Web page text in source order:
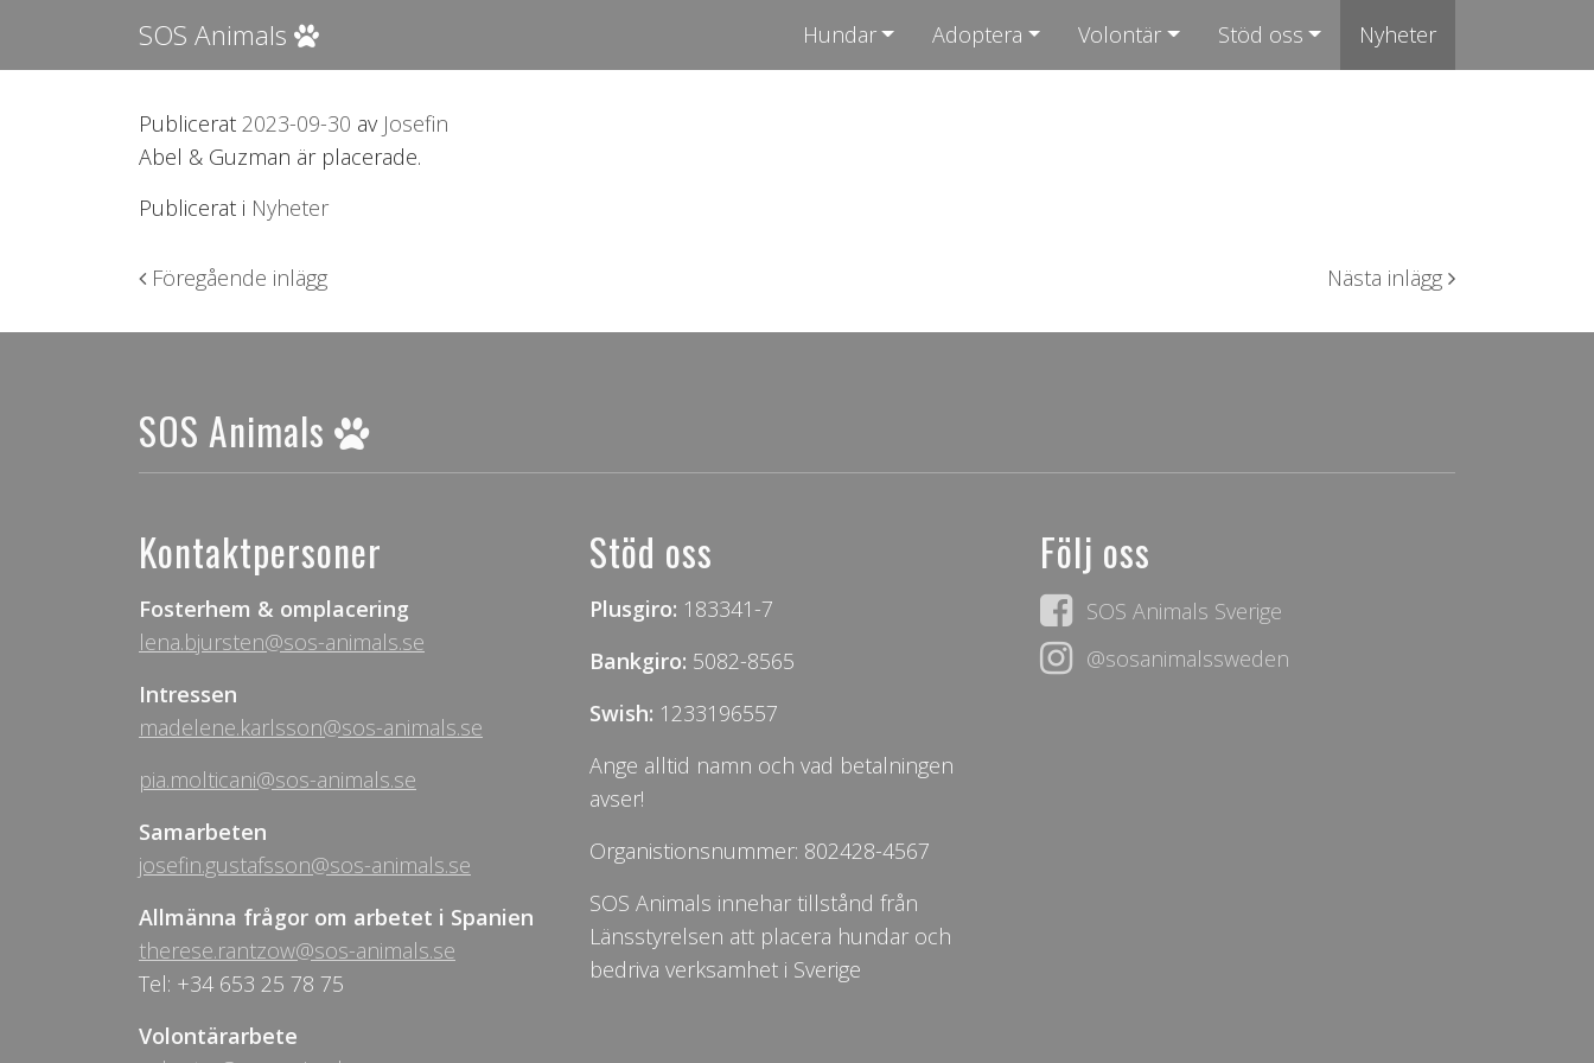
SOS Animals Hundar Adoptera Volontär Stöd oss Nyheter
Publicerat 2023-09-30 av Josefin
Abel & Guzman är placerade.
Publicerat i Nyheter
Inläggsnavigering
Föregående inlägg Nästa inlägg
SOS Animals
Kontaktpersoner
Fosterhem & omplacering
lena.bjursten@sos-animals.se
Intressen
madelene.karlsson@sos-animals.se
pia.molticani@sos-animals.se
Samarbeten
josefin.gustafsson@sos-animals.se
Allmänna frågor om arbetet i Spanien
therese.rantzow@sos-animals.se
Tel: +34 653 25 78 75
Volontärarbete
Stöd oss
Plusgiro: 183341-7
Bankgiro: 5082-8565
Swish: 1233196557
Ange alltid namn och vad betalningen
avser!
Organistionsnummer: 802428-4567
SOS Animals innehar tillstånd från
Länsstyrelsen att placera hundar och
bedriva verksamhet i Sverige
Följ oss
SOS Animals Sverige
@sosanimalssweden